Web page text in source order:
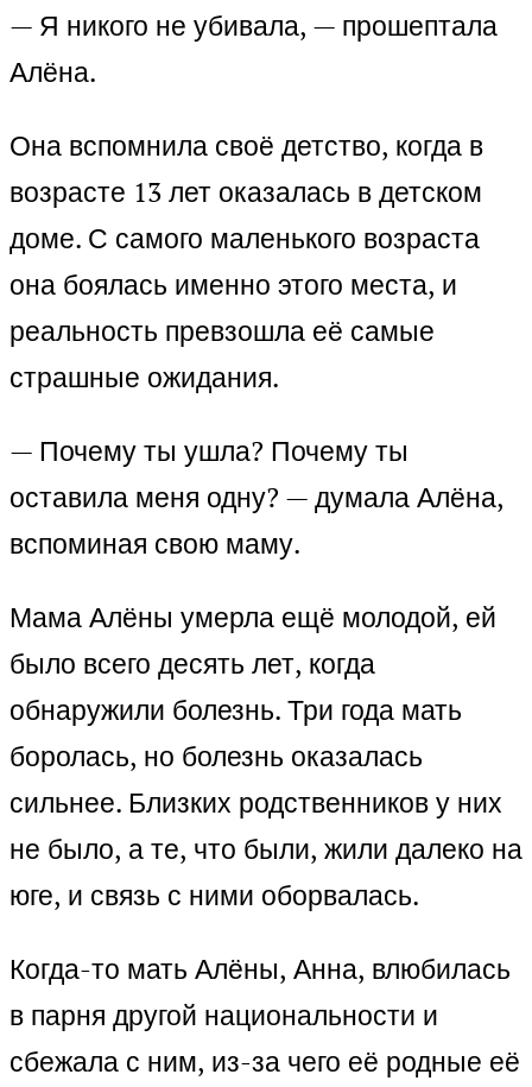
— Я никого не убивала, — прошептала
Алёна.
Она вспомнила своё детство, когда в
возрасте 13 лет оказалась в детском
доме. С самого маленького возраста
она боялась именно этого места, и
реальность превзошла её самые
страшные ожидания.
— Почему ты ушла? Почему ты
оставила меня одну? — думала Алёна,
вспоминая свою маму.
Мама Алёны умерла ещё молодой, ей
было всего десять лет, когда
обнаружили болезнь. Три года мать
боролась, но болезнь оказалась
сильнее. Близких родственников у них
не было, а те, что были, жили далеко на
юге, и связь с ними оборвалась.
Когда-то мать Алёны, Анна, влюбилась
в парня другой национальности и
сбежала с ним, из-за чего её родные её